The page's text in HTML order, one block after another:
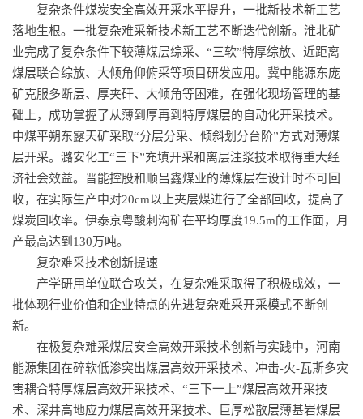
复杂条件煤炭安全高效开采水平提升，一批新技术新工艺
落地生根。一批复杂难采新技术新工艺不断迭代创新。淮北矿
业完成了复杂条件下较薄煤层综采、“三软”特厚综放、近距离
煤层联合综放、大倾角仰俯采等项目研发应用。冀中能源东庞
矿克服多断层、厚夹矸、大倾角等困难，在强化现场管理的基
础上，成功掌握了从薄到厚再到特厚煤层的自动化开采技术。
中煤平朔东露天矿采取“分层分采、倾斜划分台阶”方式对薄煤
层开采。潞安化工“三下”充填开采和离层注浆技术取得重大经
济社会效益。晋能控股和顺吕鑫煤业的薄煤层在设计时不可回
收，在实际生产中对20cm以上夹层煤进行了全部回收，提高了
煤炭回收率。伊泰京粤酸刺沟矿在平均厚度19.5m的工作面，月
产最高达到130万吨。
复杂难采技术创新提速
产学研用单位联合攻关，在复杂难采取得了积极成效，一
批体现行业价值和企业特点的先进复杂难采开采模式不断创
新。
在极复杂难采煤层安全高效开采技术创新与实践中，河南
能源集团在碎软低渗突出煤层高效开采技术、冲击-火-瓦斯多灾
害耦合特厚煤层高效开采技术、“三下一上”煤层高效开采技
术、深井高地应力煤层高效开采技术、巨厚松散层薄基岩煤层